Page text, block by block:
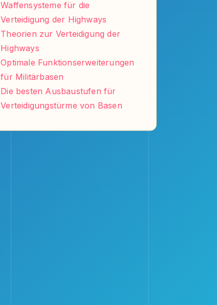
Waffensysteme für die
Verteidigung der Highways
Theorien zur Verteidigung der
Highways
Optimale Funktionserweiterungen
für Militärbasen
Die besten Ausbaustufen für
Verteidigungstürme von Basen